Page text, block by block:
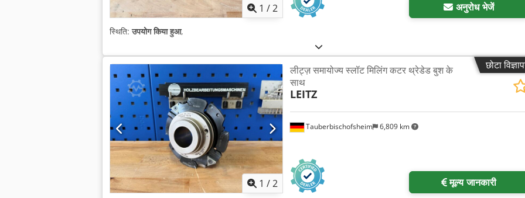
1 /2 अनुरोध भेजें
स्थिति:उपयोग किया हुआ,
छोटा
1 /2
Tauberbischofsheim 6,809 km
लीट्ज़ समायोज्य स्लॉट मिलिंग कटर थ्रेडेड बुश के
साथ
LEITZ
मूल्य जानकारी